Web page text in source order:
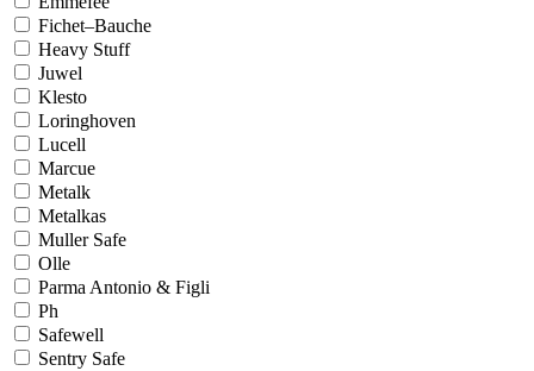
Fichet–Bauche
Heavy Stuff
Juwel
Klesto
Loringhoven
Lucell
Marcue
Metalk
Metalkas
Muller Safe
Olle
Parma Antonio & Figli
Ph
Safewell
Sentry Safe